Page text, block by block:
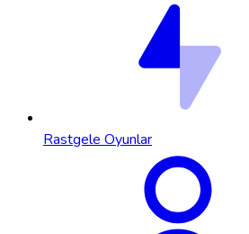
Rastgele Oyunlar